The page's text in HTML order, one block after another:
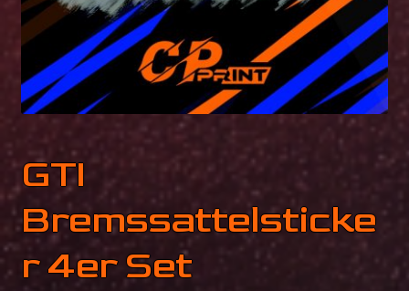
GTI
Bremssattelsticke
r 4er Set